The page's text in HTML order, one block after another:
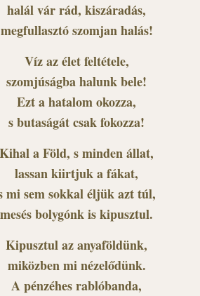
halál vár rád, kiszáradás,
megfullasztó szomjan halás!
Víz az élet feltétele,
szomjúságba halunk bele!
Ezt a hatalom okozza,
s butaságát csak fokozza!
Kihal a Föld, s minden állat,
lassan kiirtjuk a fákat,
mi sem sokkal éljük azt túl,
mesés bolygónk is kipusztul.
Kipusztul az anyaföldünk,
miközben mi nézelődünk.
A pénzéhes rablóbanda,